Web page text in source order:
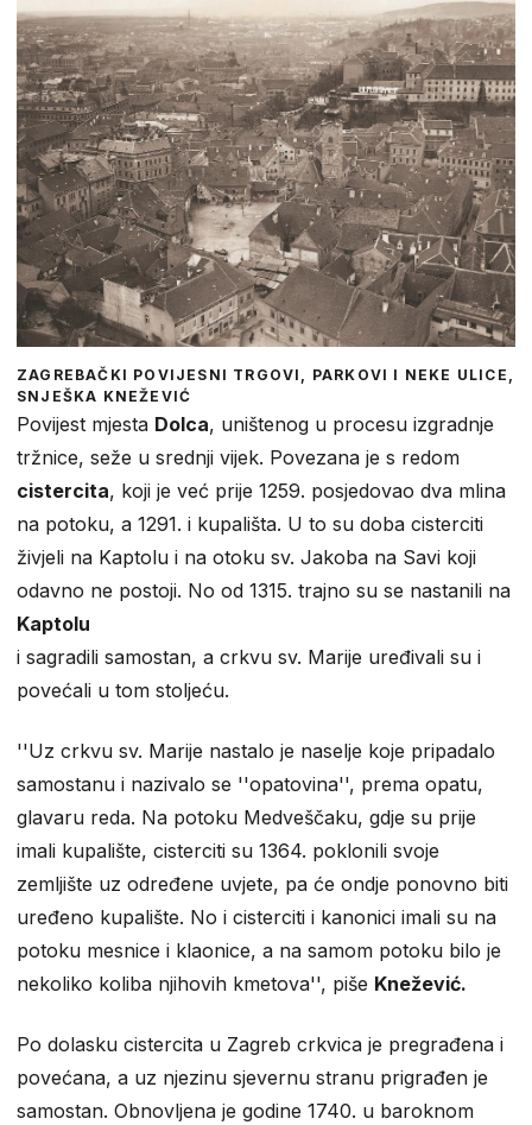
ZAGREBAČKI POVIJESNI TRGOVI, PARKOVI I NEKE ULICE,
SNJEŠKA KNEŽEVIĆ
Povijest mjesta Dolca, uništenog u procesu izgradnje
tržnice, seže u srednji vijek. Povezana je s redom
cistercita, koji je već prije 1259. posjedovao dva mlina
na potoku, a 1291. i kupališta. U to su doba cisterciti
živjeli na Kaptolu i na otoku sv. Jakoba na Savi koji
odavno ne postoji. No od 1315. trajno su se nastanili na
Kaptolu
i sagradili samostan, a crkvu sv. Marije uređivali su i
povećali u tom stoljeću.
''Uz crkvu sv. Marije nastalo je naselje koje pripadalo
samostanu i nazivalo se ''opatovina'', prema opatu,
glavaru reda. Na potoku Medveščaku, gdje su prije
imali kupalište, cisterciti su 1364. poklonili svoje
zemljište uz određene uvjete, pa će ondje ponovno biti
uređeno kupalište. No i cisterciti i kanonici imali su na
potoku mesnice i klaonice, a na samom potoku bilo je
nekoliko koliba njihovih kmetova'', piše Knežević.
Po dolasku cistercita u Zagreb crkvica je pregrađena i
povećana, a uz njezinu sjevernu stranu prigrađen je
samostan. Obnovljena je godine 1740. u baroknom